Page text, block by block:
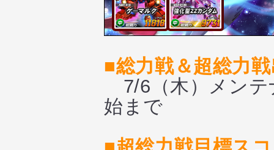
■総力戦＆超総力
7/6（木）メンテ
始まで